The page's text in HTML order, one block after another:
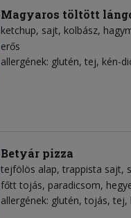
Magyaros töltött
ketchup sajt kolbász
erős
allergének: glutén, tej, kén-
Betyár pizza
tejfölös alap trappista sajt
főtt tojás paradicsom
allergének: glutén, tojás, tej,